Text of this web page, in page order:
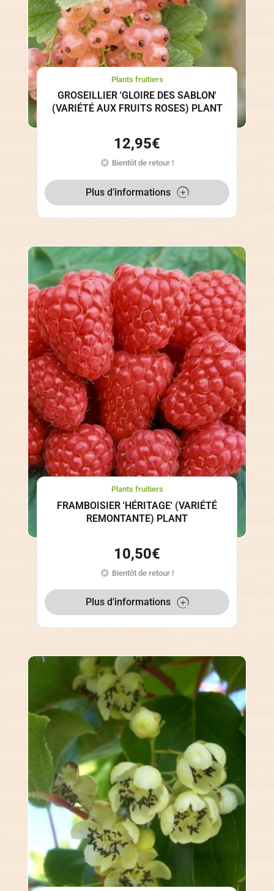
Plants fruitiers
GROSEILLIER 'GLOIRE DES SABLON'
(VARIÉTÉ AUX FRUITS ROSES) PLANT
12,95€
Bientôt de retour !
Plus d’informations
Plants fruitiers
FRAMBOISIER 'HÉRITAGE' (VARIÉTÉ
REMONTANTE) PLANT
10,50€
Bientôt de retour !
Plus d’informations